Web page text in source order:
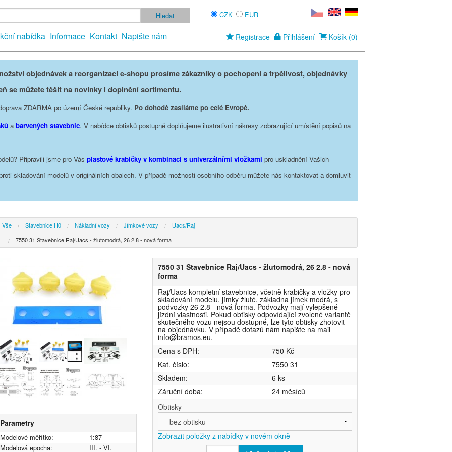
nabídka Informace Kontakt Napište nám
CZK EUR
Registrace Přihlášení Košík (0)
objednávek a reorganizaci e-shopu prosíme zákazníky o pochopení a trpělivost, objednávky
se můžete těšit na novinky i doplnění sortimentu.
ZDARMA po území České republiky. Po dohodě zasíláme po celé Evropě.
a barvených stavebnic. V nabídce obtisků postupně doplňujeme ilustrativní nákresy zobrazující umístění popisů na
Připravili jsme pro Vás plastové krabičky v kombinaci s univerzálními vložkami pro uskladnění Vašich
skladování modelů v originálních obalech. V případě možnosti osobního odběru můžete nás kontaktovat a domluvit
Vše Stavebnice H0 Nákladní vozy Jímkové vozy
Uacs/Raj
7550 31 Stavebnice Raj/Uacs - žlutomodrá, 26 2.8 - nová forma
Parametry
Modelové měřítko:
1:87
Modelová epocha:
III. - VI.
7550 31 Stavebnice Raj/Uacs - žlutomodrá, 26 2.8 - nová
forma
Raj/Uacs kompletní stavebnice, včetně krabičky a vložky pro
skladování modelu, jímky žluté, základna jímek modrá, s
podvozky 26 2.8 - nová forma. Podvozky mají vylepšené
jízdní vlastnosti. Pokud obtisky odpovídající zvolené variantě
skutečného vozu nejsou dostupné, lze tyto obtisky zhotovit
na objednávku. V případě dotazů nám napište na mail
info@bramos.eu.
Cena s DPH:
750 Kč
Kat. číslo:
7550 31
Skladem:
6 ks
Záruční doba:
24 měsíců
Obtisky
Zobrazit položky z nabídky v novém okně